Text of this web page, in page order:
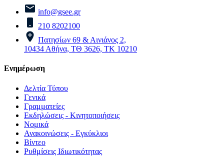
info@gsee.gr
210 8202100
Πατησίων 69 & Αινιάνος 2,
10434 Αθήνα, ΤΘ 3626, ΤΚ 10210
Ενημέρωση
Δελτία Τύπου
Γενικά
Γραμματείες
Εκδηλώσεις - Κινητοποιήσεις
Νομικά
Ανακοινώσεις - Εγκύκλιοι
Βίντεο
Ρυθμίσεις Ιδιωτικότητας